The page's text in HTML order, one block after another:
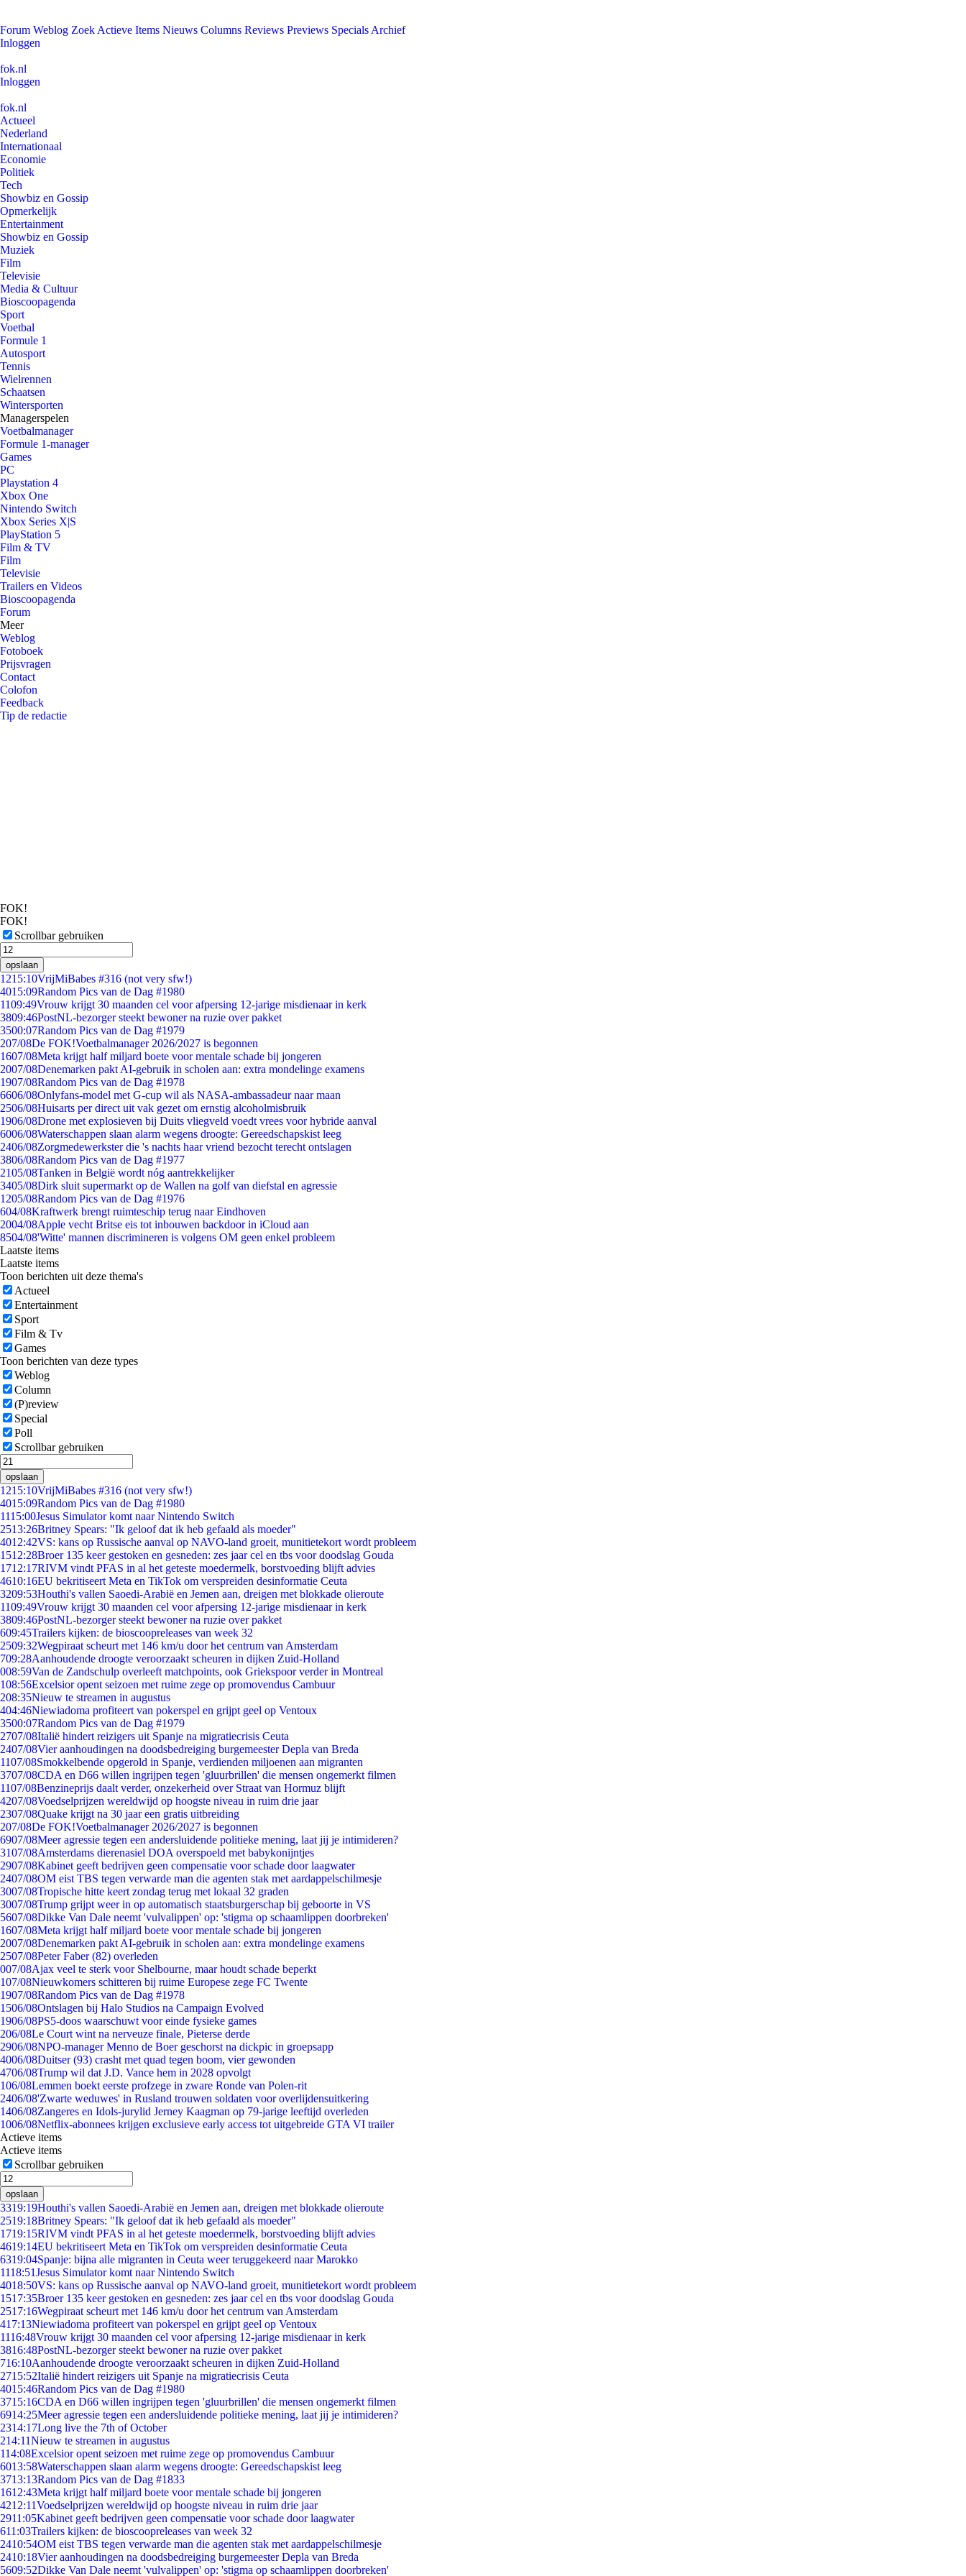
Forum Weblog Zoek Actieve Items Nieuws Columns Reviews Previews Specials Archief
Inloggen
fok.nl
Inloggen
fok.nl
Actueel
Nederland
Internationaal
Economie
Politiek
Tech
Showbiz en Gossip
Opmerkelijk
Entertainment
Showbiz en Gossip
Muziek
Film
Televisie
Media & Cultuur
Bioscoopagenda
Sport
Voetbal
Formule 1
Autosport
Tennis
Wielrennen
Schaatsen
Wintersporten
Managerspelen
Voetbalmanager
Formule 1-manager
Games
PC
Playstation 4
Xbox One
Nintendo Switch
Xbox Series X|S
PlayStation 5
Film & TV
Film
Televisie
Trailers en Videos
Bioscoopagenda
Forum
Meer
Weblog
Fotoboek
Prijsvragen
Contact
Colofon
Feedback
Tip de redactie
FOK!
FOK!
Scrollbar gebruiken
opslaan
1215:10VrijMiBabes #316 (not very sfw!)
4015:09Random Pics van de Dag #1980
1109:49Vrouw krijgt 30 maanden cel voor afpersing 12-jarige misdienaar in kerk
3809:46PostNL-bezorger steekt bewoner na ruzie over pakket
3500:07Random Pics van de Dag #1979
207/08De FOK!Voetbalmanager 2026/2027 is begonnen
1607/08Meta krijgt half miljard boete voor mentale schade bij jongeren
2007/08Denemarken pakt AI-gebruik in scholen aan: extra mondelinge examens
1907/08Random Pics van de Dag #1978
6606/08Onlyfans-model met G-cup wil als NASA-ambassadeur naar maan
2506/08Huisarts per direct uit vak gezet om ernstig alcoholmisbruik
1906/08Drone met explosieven bij Duits vliegveld voedt vrees voor hybride aanval
6006/08Waterschappen slaan alarm wegens droogte: Gereedschapskist leeg
2406/08Zorgmedewerkster die 's nachts haar vriend bezocht terecht ontslagen
3806/08Random Pics van de Dag #1977
2105/08Tanken in België wordt nóg aantrekkelijker
3405/08Dirk sluit supermarkt op de Wallen na golf van diefstal en agressie
1205/08Random Pics van de Dag #1976
604/08Kraftwerk brengt ruimteschip terug naar Eindhoven
2004/08Apple vecht Britse eis tot inbouwen backdoor in iCloud aan
8504/08'Witte' mannen discrimineren is volgens OM geen enkel probleem
Laatste items
Laatste items
Toon berichten uit deze thema's
Actueel
Entertainment
Sport
Film & Tv
Games
Toon berichten van deze types
Weblog
Column
(P)review
Special
Poll
Scrollbar gebruiken
opslaan
1215:10VrijMiBabes #316 (not very sfw!)
4015:09Random Pics van de Dag #1980
1115:00Jesus Simulator komt naar Nintendo Switch
2513:26Britney Spears: "Ik geloof dat ik heb gefaald als moeder"
4012:42VS: kans op Russische aanval op NAVO-land groeit, munitietekort wordt probleem
1512:28Broer 135 keer gestoken en gesneden: zes jaar cel en tbs voor doodslag Gouda
1712:17RIVM vindt PFAS in al het geteste moedermelk, borstvoeding blijft advies
4610:16EU bekritiseert Meta en TikTok om verspreiden desinformatie Ceuta
3209:53Houthi's vallen Saoedi-Arabië en Jemen aan, dreigen met blokkade olieroute
1109:49Vrouw krijgt 30 maanden cel voor afpersing 12-jarige misdienaar in kerk
3809:46PostNL-bezorger steekt bewoner na ruzie over pakket
609:45Trailers kijken: de bioscoopreleases van week 32
2509:32Wegpiraat scheurt met 146 km/u door het centrum van Amsterdam
709:28Aanhoudende droogte veroorzaakt scheuren in dijken Zuid-Holland
008:59Van de Zandschulp overleeft matchpoints, ook Griekspoor verder in Montreal
108:56Excelsior opent seizoen met ruime zege op promovendus Cambuur
208:35Nieuw te streamen in augustus
404:46Niewiadoma profiteert van pokerspel en grijpt geel op Ventoux
3500:07Random Pics van de Dag #1979
2707/08Italië hindert reizigers uit Spanje na migratiecrisis Ceuta
2407/08Vier aanhoudingen na doodsbedreiging burgemeester Depla van Breda
1107/08Smokkelbende opgerold in Spanje, verdienden miljoenen aan migranten
3707/08CDA en D66 willen ingrijpen tegen 'gluurbrillen' die mensen ongemerkt filmen
1107/08Benzineprijs daalt verder, onzekerheid over Straat van Hormuz blijft
4207/08Voedselprijzen wereldwijd op hoogste niveau in ruim drie jaar
2307/08Quake krijgt na 30 jaar een gratis uitbreiding
207/08De FOK!Voetbalmanager 2026/2027 is begonnen
6907/08Meer agressie tegen een andersluidende politieke mening, laat jij je intimideren?
3107/08Amsterdams dierenasiel DOA overspoeld met babykonijntjes
2907/08Kabinet geeft bedrijven geen compensatie voor schade door laagwater
2407/08OM eist TBS tegen verwarde man die agenten stak met aardappelschilmesje
3007/08Tropische hitte keert zondag terug met lokaal 32 graden
3007/08Trump grijpt weer in op automatisch staatsburgerschap bij geboorte in VS
5607/08Dikke Van Dale neemt 'vulvalippen' op: 'stigma op schaamlippen doorbreken'
1607/08Meta krijgt half miljard boete voor mentale schade bij jongeren
2007/08Denemarken pakt AI-gebruik in scholen aan: extra mondelinge examens
2507/08Peter Faber (82) overleden
007/08Ajax veel te sterk voor Shelbourne, maar houdt schade beperkt
107/08Nieuwkomers schitteren bij ruime Europese zege FC Twente
1907/08Random Pics van de Dag #1978
1506/08Ontslagen bij Halo Studios na Campaign Evolved
1906/08PS5-doos waarschuwt voor einde fysieke games
206/08Le Court wint na nerveuze finale, Pieterse derde
2906/08NPO-manager Menno de Boer geschorst na dickpic in groepsapp
4006/08Duitser (93) crasht met quad tegen boom, vier gewonden
4706/08Trump wil dat J.D. Vance hem in 2028 opvolgt
106/08Lemmen boekt eerste profzege in zware Ronde van Polen-rit
2406/08'Zwarte weduwes' in Rusland trouwen soldaten voor overlijdensuitkering
1406/08Zangeres en Idols-jurylid Jerney Kaagman op 79-jarige leeftijd overleden
1006/08Netflix-abonnees krijgen exclusieve early access tot uitgebreide GTA VI trailer
Actieve items
Actieve items
Scrollbar gebruiken
opslaan
3319:19Houthi's vallen Saoedi-Arabië en Jemen aan, dreigen met blokkade olieroute
2519:18Britney Spears: "Ik geloof dat ik heb gefaald als moeder"
1719:15RIVM vindt PFAS in al het geteste moedermelk, borstvoeding blijft advies
4619:14EU bekritiseert Meta en TikTok om verspreiden desinformatie Ceuta
6319:04Spanje: bijna alle migranten in Ceuta weer teruggekeerd naar Marokko
1118:51Jesus Simulator komt naar Nintendo Switch
4018:50VS: kans op Russische aanval op NAVO-land groeit, munitietekort wordt probleem
1517:35Broer 135 keer gestoken en gesneden: zes jaar cel en tbs voor doodslag Gouda
2517:16Wegpiraat scheurt met 146 km/u door het centrum van Amsterdam
417:13Niewiadoma profiteert van pokerspel en grijpt geel op Ventoux
1116:48Vrouw krijgt 30 maanden cel voor afpersing 12-jarige misdienaar in kerk
3816:48PostNL-bezorger steekt bewoner na ruzie over pakket
716:10Aanhoudende droogte veroorzaakt scheuren in dijken Zuid-Holland
2715:52Italië hindert reizigers uit Spanje na migratiecrisis Ceuta
4015:46Random Pics van de Dag #1980
3715:16CDA en D66 willen ingrijpen tegen 'gluurbrillen' die mensen ongemerkt filmen
6914:25Meer agressie tegen een andersluidende politieke mening, laat jij je intimideren?
2314:17Long live the 7th of October
214:11Nieuw te streamen in augustus
114:08Excelsior opent seizoen met ruime zege op promovendus Cambuur
6013:58Waterschappen slaan alarm wegens droogte: Gereedschapskist leeg
3713:13Random Pics van de Dag #1833
1612:43Meta krijgt half miljard boete voor mentale schade bij jongeren
4212:11Voedselprijzen wereldwijd op hoogste niveau in ruim drie jaar
2911:05Kabinet geeft bedrijven geen compensatie voor schade door laagwater
611:03Trailers kijken: de bioscoopreleases van week 32
2410:54OM eist TBS tegen verwarde man die agenten stak met aardappelschilmesje
2410:18Vier aanhoudingen na doodsbedreiging burgemeester Depla van Breda
5609:52Dikke Van Dale neemt 'vulvalippen' op: 'stigma op schaamlippen doorbreken'